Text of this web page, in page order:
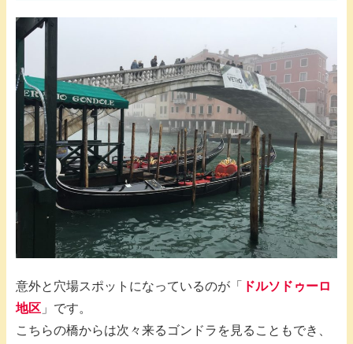
意外と穴場スポットになっているのが「
ドルソドゥーロ
地区 」です。
こちらの橋からは次々来るゴンドラを見ることもでき、